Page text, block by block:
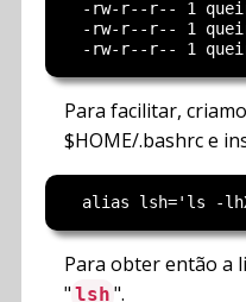
-rw-r--r-- 1
-rw-r--r-- 1
Para facilitar,
$HOME/.bashrc e
Para obter então a
" lsh ".